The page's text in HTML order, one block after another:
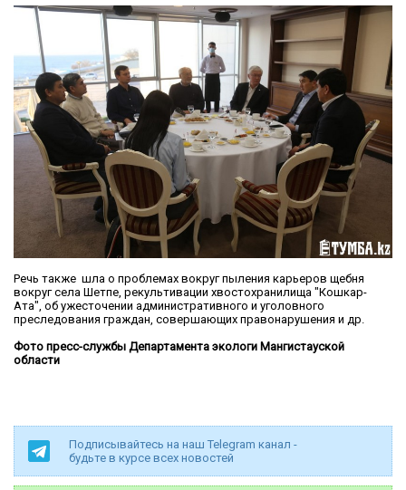
Речь также шла о проблемах вокруг пыления карьеров щебня
вокруг села Шетпе, рекультивации хвостохранилища "Кошкар-
Ата", об ужесточении административного и уголовного
преследования граждан, совершающих правонарушения и др.
Фото пресс-службы Департамента экологи Мангистауской
области
Подписывайтесь на наш Telegram канал -
будьте в курсе всех новостей